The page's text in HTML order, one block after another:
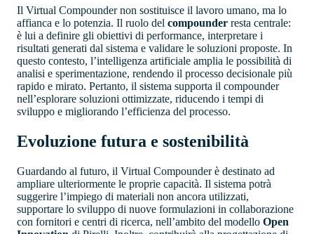
Il Virtual Compounder non sostituisce il lavoro umano, ma lo
affianca e lo potenzia. Il ruolo del compounder resta centrale:
è lui a definire gli obiettivi di performance, interpretare i
risultati generati dal sistema e validare le soluzioni proposte. In
questo contesto, l’intelligenza artificiale amplia le possibilità di
analisi e sperimentazione, rendendo il processo decisionale più
rapido e mirato. Pertanto, il sistema supporta il compounder
nell’esplorare soluzioni ottimizzate, riducendo i tempi di
sviluppo e migliorando l’efficienza del processo.
Evoluzione futura e sostenibilità
Guardando al futuro, il Virtual Compounder è destinato ad
ampliare ulteriormente le proprie capacità. Il sistema potrà
suggerire l’impiego di materiali non ancora utilizzati,
supportare lo sviluppo di nuove formulazioni in collaborazione
con fornitori e centri di ricerca, nell’ambito del modello Open